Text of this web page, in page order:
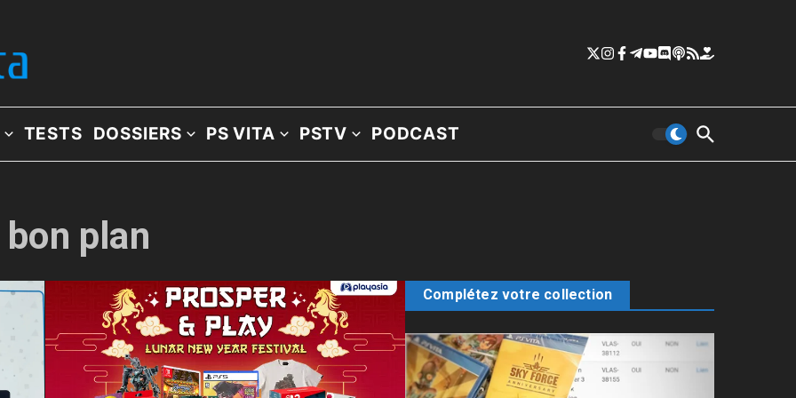
TESTS DOSSIERS PS VITA PSTV PODCAST
plan
Complétez votre collection